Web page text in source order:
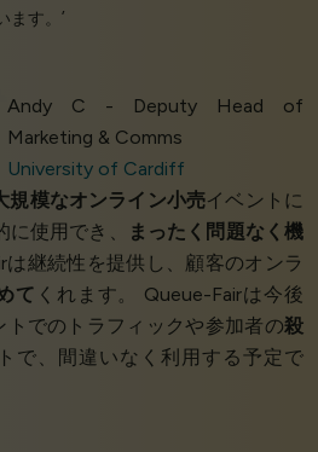
ます。’
Andy C - Deputy Head of
Marketing & Comms
University of Cardiff
規模なオンライン小売イベントに
使用でき、
まったく問題なく機
は継続性を提供し、顧客のオンラ
て くれます。 Queue-Fairは今後
トでのトラフィックや参加者の殺
で、間違いなく利用する予定で